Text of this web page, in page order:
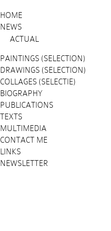
HOME
NEWS
ACTUAL
PAINTINGS (SELECTION)
DRAWINGS (SELECTION)
COLLAGES (SELECTIE)
BIOGRAPHY
PUBLICATIONS
TEXTS
MULTIMEDIA
CONTACT ME
LINKS
NEWSLETTER